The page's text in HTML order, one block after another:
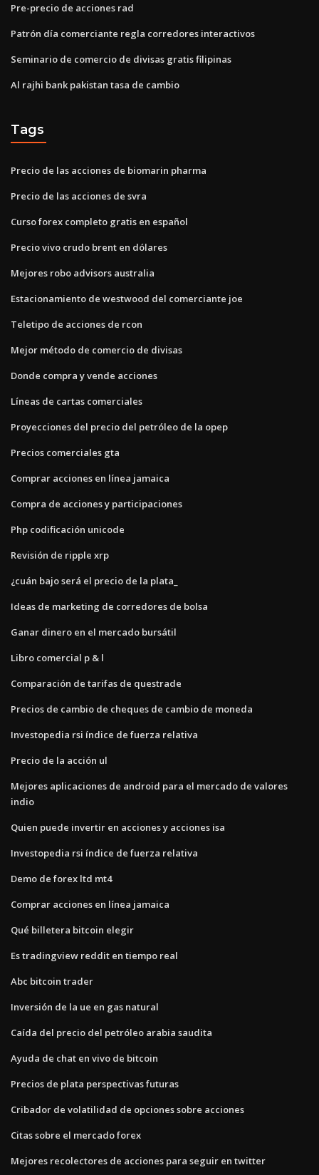
Pre-precio de acciones rad
Patrón día comerciante regla corredores interactivos
Seminario de comercio de divisas gratis filipinas
Al rajhi bank pakistan tasa de cambio
Tags
Precio de las acciones de biomarin pharma
Precio de las acciones de svra
Curso forex completo gratis en español
Precio vivo crudo brent en dólares
Mejores robo advisors australia
Estacionamiento de westwood del comerciante joe
Teletipo de acciones de rcon
Mejor método de comercio de divisas
Donde compra y vende acciones
Líneas de cartas comerciales
Proyecciones del precio del petróleo de la opep
Precios comerciales gta
Comprar acciones en línea jamaica
Compra de acciones y participaciones
Php codificación unicode
Revisión de ripple xrp
¿cuán bajo será el precio de la plata_
Ideas de marketing de corredores de bolsa
Ganar dinero en el mercado bursátil
Libro comercial p & l
Comparación de tarifas de questrade
Precios de cambio de cheques de cambio de moneda
Investopedia rsi índice de fuerza relativa
Precio de la acción ul
Mejores aplicaciones de android para el mercado de valores
indio
Quien puede invertir en acciones y acciones isa
Investopedia rsi índice de fuerza relativa
Demo de forex ltd mt4
Comprar acciones en línea jamaica
Qué billetera bitcoin elegir
Es tradingview reddit en tiempo real
Abc bitcoin trader
Inversión de la ue en gas natural
Caída del precio del petróleo arabia saudita
Ayuda de chat en vivo de bitcoin
Precios de plata perspectivas futuras
Cribador de volatilidad de opciones sobre acciones
Citas sobre el mercado forex
Mejores recolectores de acciones para seguir en twitter